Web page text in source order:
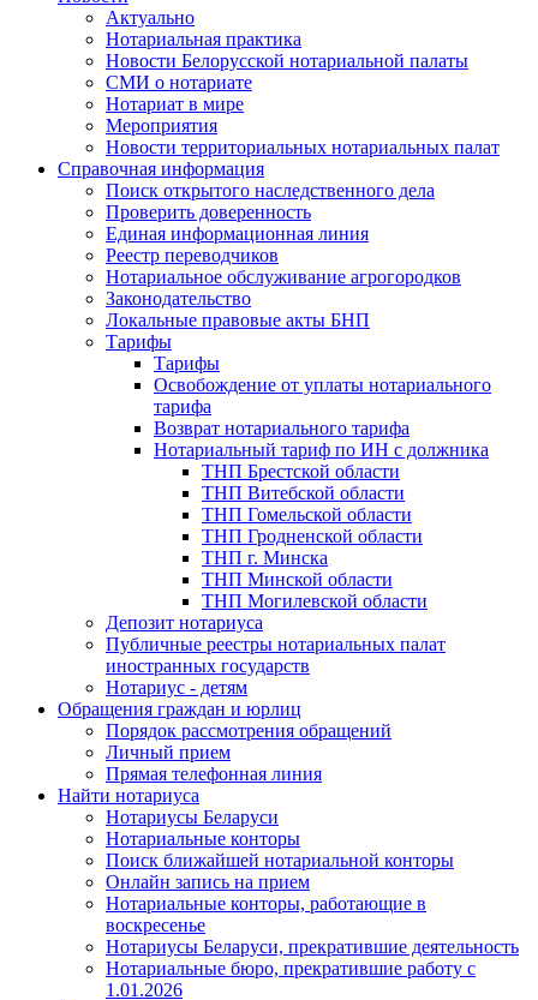
Актуально
Нотариальная практика
Новости Белорусской нотариальной палаты
СМИ о нотариате
Нотариат в мире
Мероприятия
Новости территориальных нотариальных палат
Справочная информация
Поиск открытого наследственного дела
Проверить доверенность
Единая информационная линия
Реестр переводчиков
Нотариальное обслуживание агрогородков
Законодательство
Локальные правовые акты БНП
Тарифы
Тарифы
Освобождение от уплаты нотариального
тарифа
Возврат нотариального тарифа
Нотариальный тариф по ИН с должника
ТНП Брестской области
ТНП Витебской области
ТНП Гомельской области
ТНП Гродненской области
ТНП г. Минска
ТНП Минской области
ТНП Могилевской области
Депозит нотариуса
Публичные реестры нотариальных палат
иностранных государств
Нотариус - детям
Обращения граждан и юрлиц
Порядок рассмотрения обращений
Личный прием
Прямая телефонная линия
Найти нотариуса
Нотариусы Беларуси
Нотариальные конторы
Поиск ближайшей нотариальной конторы
Онлайн запись на прием
Нотариальные конторы, работающие в
воскресенье
Нотариусы Беларуси, прекратившие деятельность
Нотариальные бюро, прекратившие работу с
1.01.2026